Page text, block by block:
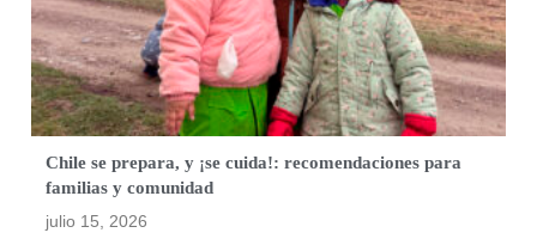
Chile se prepara, y ¡se cuida!: recomendaciones para
familias y comunidad
julio 15, 2026